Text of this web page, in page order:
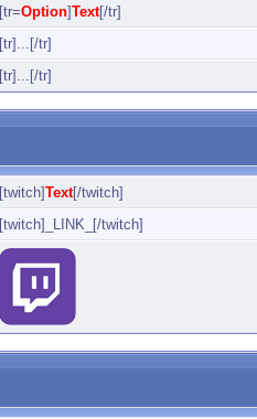
[tr=Option]Text[/tr]
[tr]...[/tr]
[tr]...[/tr]
[twitch]Text[/twitch]
[twitch]_LINK_[/twitch]